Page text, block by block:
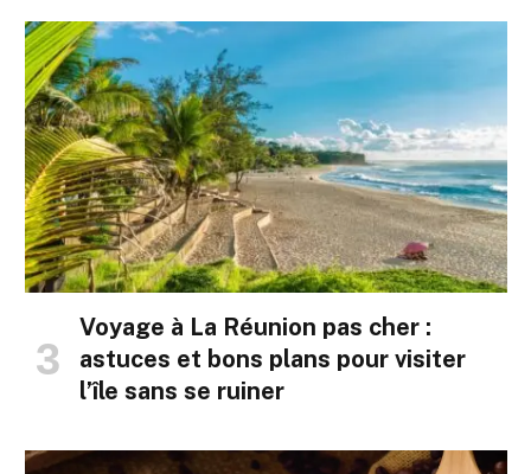
Voyage à La Réunion pas cher :
astuces et bons plans pour visiter
l’île sans se ruiner